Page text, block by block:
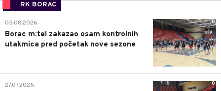
RK BORAC
0
05.08.2026.
Borac m:tel zakazao osam kontrolnih
utakmica pred početak nove sezone
0
27.07.2026.